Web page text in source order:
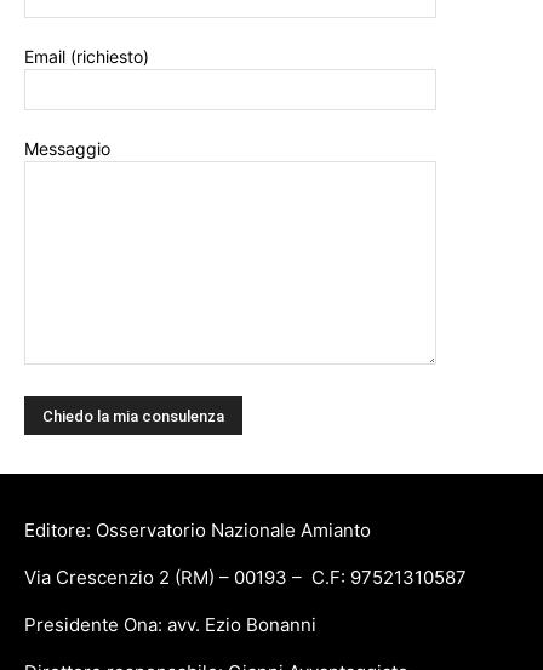
Email (richiesto)
Messaggio
Editore: Osservatorio Nazionale Amianto
Via Crescenzio 2 (RM) – 00193 – C.F: 97521310587
Presidente Ona: avv. Ezio Bonanni